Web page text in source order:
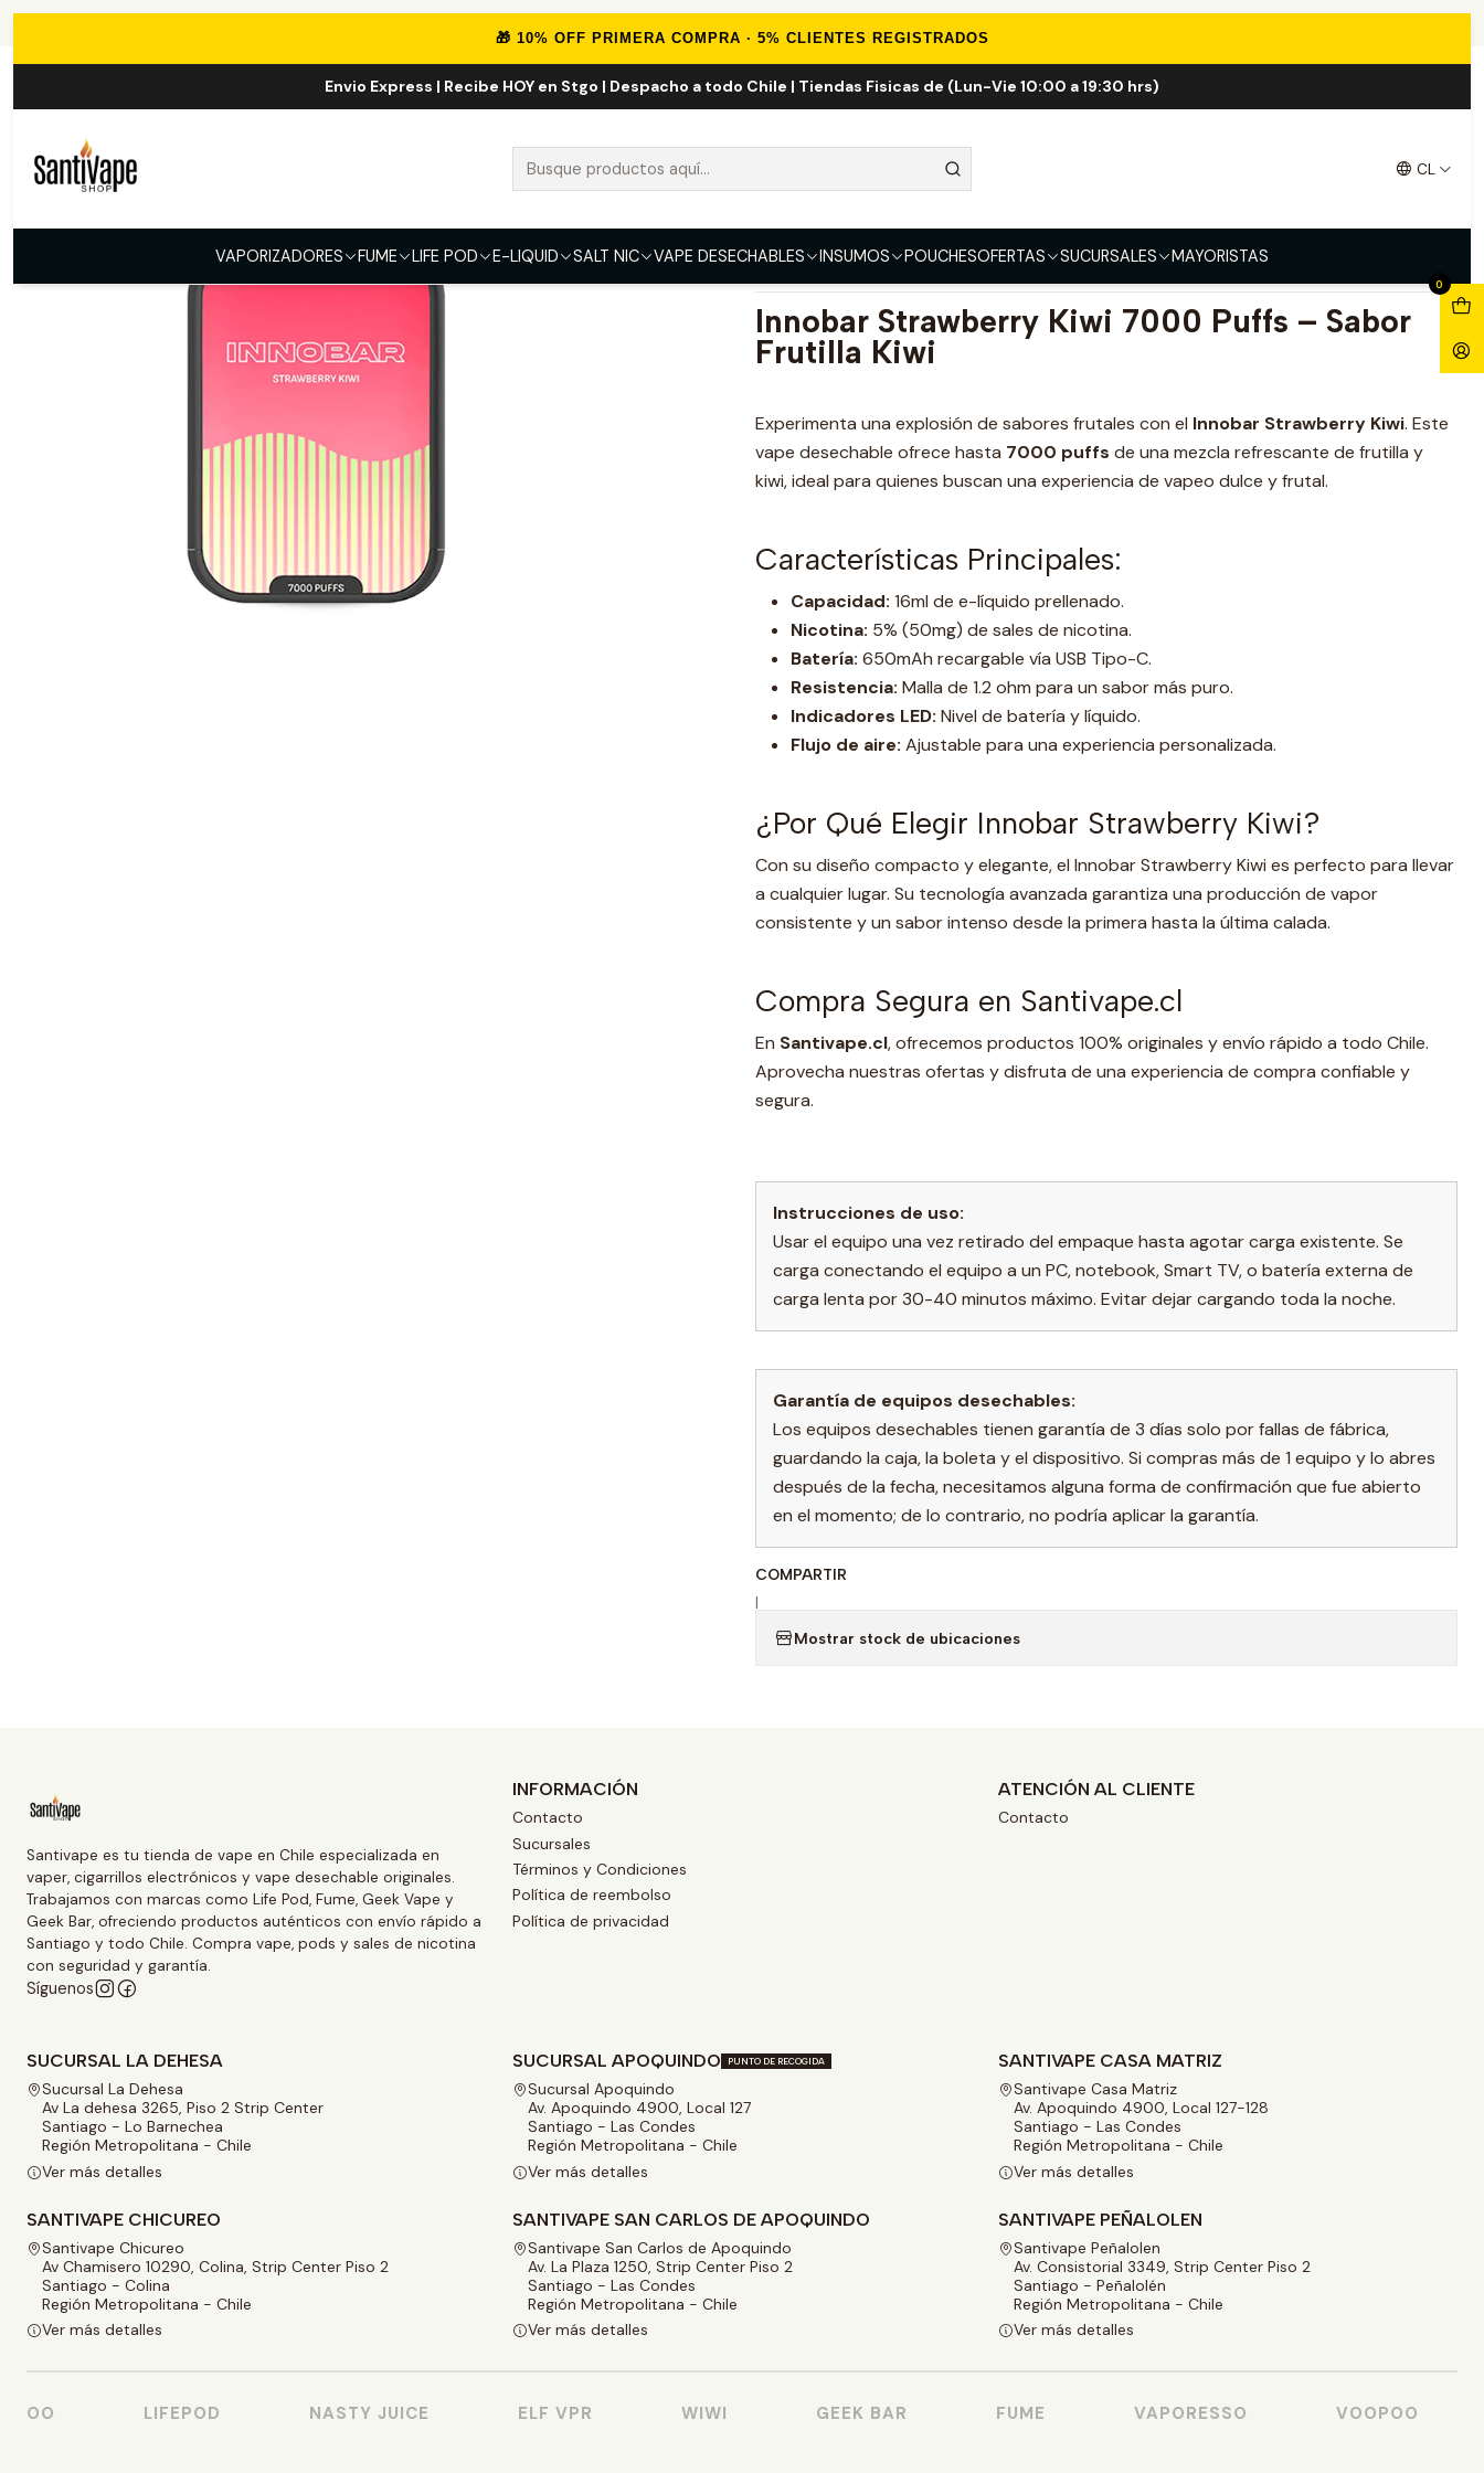
🎁 10% OFF PRIMERA COMPRA · 5% CLIENTES REGISTRADOS
Envio Express | Recibe HOY en Stgo | Despacho a todo Chile | Tiendas Fisicas de (Lun-Vie 10:00 a 19:30 hrs)
CL
VAPORIZADORES FUME LIFE POD E-LIQUID SALT NIC VAPE DESECHABLES INSUMOS POUCHESOFERTAS SUCURSALES MAYORISTAS
0
Innobar Strawberry Kiwi 7.000 Puff
0mg 50mg
Innobar Strawberry Kiwi 7000 Puffs – Sabor
Frutilla Kiwi
Experimenta una explosión de sabores frutales con el Innobar Strawberry Kiwi. Este
vape desechable ofrece hasta 7000 puffs de una mezcla refrescante de frutilla y
kiwi, ideal para quienes buscan una experiencia de vapeo dulce y frutal.
Características Principales:
Capacidad: 16ml de e-líquido prellenado.
Nicotina: 5% (50mg) de sales de nicotina.
Batería: 650mAh recargable vía USB Tipo-C.
Resistencia: Malla de 1.2 ohm para un sabor más puro.
Indicadores LED: Nivel de batería y líquido.
Flujo de aire: Ajustable para una experiencia personalizada.
¿Por Qué Elegir Innobar Strawberry Kiwi?
Con su diseño compacto y elegante, el Innobar Strawberry Kiwi es perfecto para llevar
a cualquier lugar. Su tecnología avanzada garantiza una producción de vapor
consistente y un sabor intenso desde la primera hasta la última calada.
Compra Segura en Santivape.cl
En Santivape.cl, ofrecemos productos 100% originales y envío rápido a todo Chile.
Aprovecha nuestras ofertas y disfruta de una experiencia de compra confiable y
segura.
Instrucciones de uso:
Usar el equipo una vez retirado del empaque hasta agotar carga existente. Se
carga conectando el equipo a un PC, notebook, Smart TV, o batería externa de
carga lenta por 30-40 minutos máximo. Evitar dejar cargando toda la noche.
Garantía de equipos desechables:
Los equipos desechables tienen garantía de 3 días solo por fallas de fábrica,
guardando la caja, la boleta y el dispositivo. Si compras más de 1 equipo y lo abres
después de la fecha, necesitamos alguna forma de confirmación que fue abierto
en el momento; de lo contrario, no podría aplicar la garantía.
COMPARTIR
|
Mostrar stock de ubicaciones
Santivape es tu tienda de vape en Chile especializada en
vaper, cigarrillos electrónicos y vape desechable originales.
Trabajamos con marcas como Life Pod, Fume, Geek Vape y
Geek Bar, ofreciendo productos auténticos con envío rápido a
Santiago y todo Chile. Compra vape, pods y sales de nicotina
con seguridad y garantía.
Síguenos
INFORMACIÓN
Contacto
Sucursales
Términos y Condiciones
Política de reembolso
Política de privacidad
ATENCIÓN AL CLIENTE
Contacto
SUCURSAL LA DEHESA
Sucursal La Dehesa
Av La dehesa 3265, Piso 2 Strip Center
Santiago - Lo Barnechea
Región Metropolitana - Chile
Ver más detalles
SUCURSAL APOQUINDO PUNTO DE RECOGIDA
Sucursal Apoquindo
Av. Apoquindo 4900, Local 127
Santiago - Las Condes
Región Metropolitana - Chile
Ver más detalles
SANTIVAPE CASA MATRIZ
Santivape Casa Matriz
Av. Apoquindo 4900, Local 127-128
Santiago - Las Condes
Región Metropolitana - Chile
Ver más detalles
SANTIVAPE CHICUREO
Santivape Chicureo
Av Chamisero 10290, Colina, Strip Center Piso 2
Santiago - Colina
Región Metropolitana - Chile
Ver más detalles
SANTIVAPE SAN CARLOS DE APOQUINDO
Santivape San Carlos de Apoquindo
Av. La Plaza 1250, Strip Center Piso 2
Santiago - Las Condes
Región Metropolitana - Chile
Ver más detalles
SANTIVAPE PEÑALOLEN
Santivape Peñalolen
Av. Consistorial 3349, Strip Center Piso 2
Santiago - Peñalolén
Región Metropolitana - Chile
Ver más detalles
LIFEPOD NASTY JUICE ELF VPR WIWI GEEK BAR FUME VAPORESSO VOOPOO